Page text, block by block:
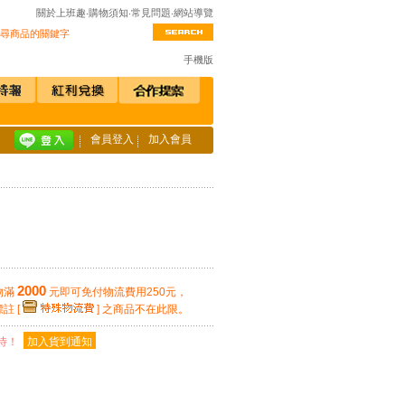
關於上班趣‧購物須知‧常見問題‧網站導覽
手機版
會員登入 加入會員
滿 2000元即可免付物流費用250元，
[
] 之商品不在此限。
！